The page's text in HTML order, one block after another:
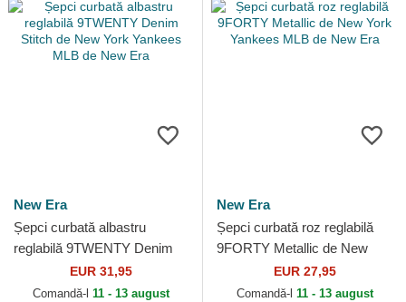
New Era
Șepci curbată albastru
reglabilă 9TWENTY Denim
Stitch de New York Yankees
MLB de New Era
EUR 31,95
Comandă-l 11 - 13 august
New Era
Șepci curbată roz reglabilă
9FORTY Metallic de New
York Yankees MLB de New
Era
EUR 27,95
Comandă-l 11 - 13 august